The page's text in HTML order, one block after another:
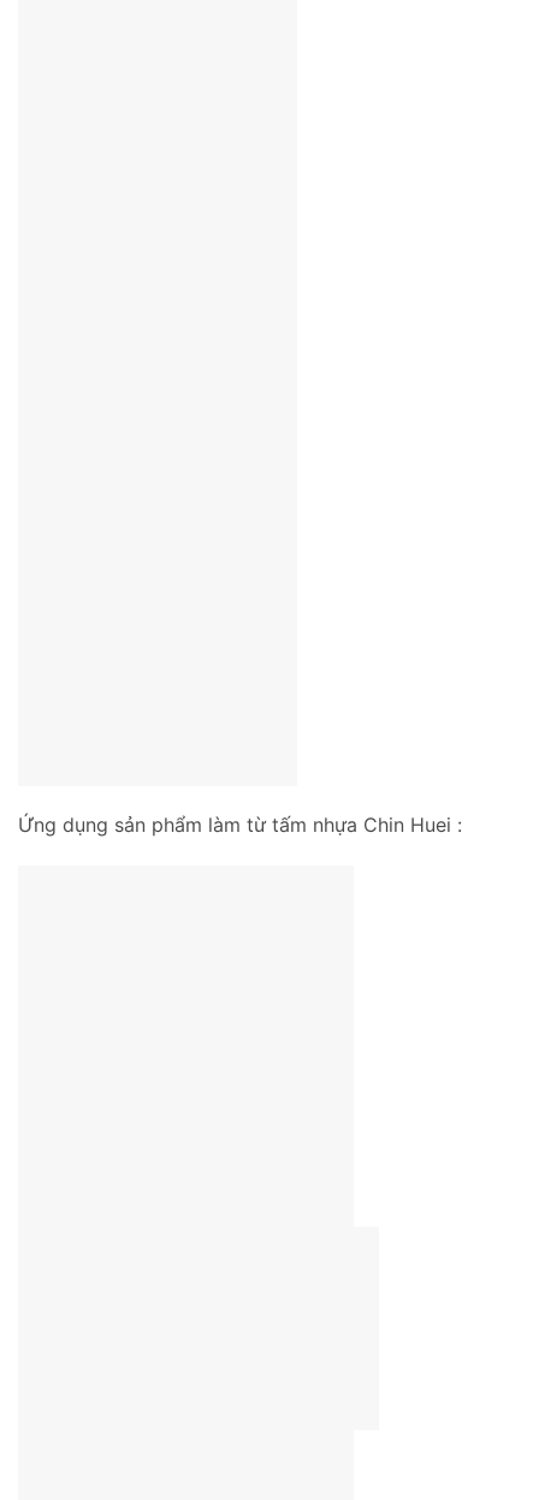
Ứng dụng sản phẩm làm từ tấm nhựa Chin Huei :